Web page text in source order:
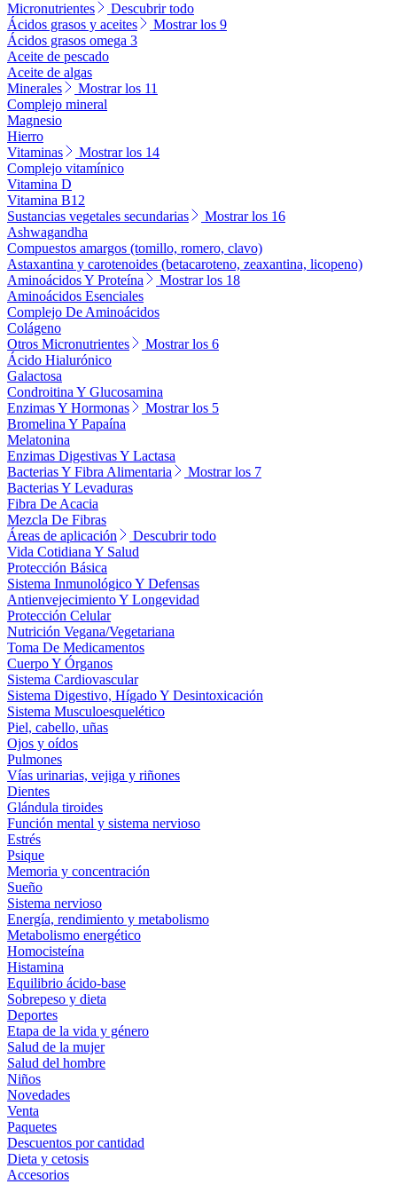
Micronutrientes
Descubrir todo
Ácidos grasos y aceites
Mostrar los 9
Ácidos grasos omega 3
Aceite de pescado
Aceite de algas
Minerales
Mostrar los 11
Complejo mineral
Magnesio
Hierro
Vitaminas
Mostrar los 14
Complejo vitamínico
Vitamina D
Vitamina B12
Sustancias vegetales secundarias
Mostrar los 16
Ashwagandha
Compuestos amargos (tomillo, romero, clavo)
Astaxantina y carotenoides (betacaroteno, zeaxantina, licopeno)
Aminoácidos Y Proteína
Mostrar los 18
Aminoácidos Esenciales
Complejo De Aminoácidos
Colágeno
Otros Micronutrientes
Mostrar los 6
Ácido Hialurónico
Galactosa
Condroitina Y Glucosamina
Enzimas Y Hormonas
Mostrar los 5
Bromelina Y Papaína
Melatonina
Enzimas Digestivas Y Lactasa
Bacterias Y Fibra Alimentaria
Mostrar los 7
Bacterias Y Levaduras
Fibra De Acacia
Mezcla De Fibras
Áreas de aplicación
Descubrir todo
Vida Cotidiana Y Salud
Protección Básica
Sistema Inmunológico Y Defensas
Antienvejecimiento Y Longevidad
Protección Celular
Nutrición Vegana/Vegetariana
Toma De Medicamentos
Cuerpo Y Órganos
Sistema Cardiovascular
Sistema Digestivo, Hígado Y Desintoxicación
Sistema Musculoesquelético
Piel, cabello, uñas
Ojos y oídos
Pulmones
Vías urinarias, vejiga y riñones
Dientes
Glándula tiroides
Función mental y sistema nervioso
Estrés
Psique
Memoria y concentración
Sueño
Sistema nervioso
Energía, rendimiento y metabolismo
Metabolismo energético
Homocisteína
Histamina
Equilibrio ácido-base
Sobrepeso y dieta
Deportes
Etapa de la vida y género
Salud de la mujer
Salud del hombre
Niños
Novedades
Venta
Paquetes
Descuentos por cantidad
Dieta y cetosis
Accesorios